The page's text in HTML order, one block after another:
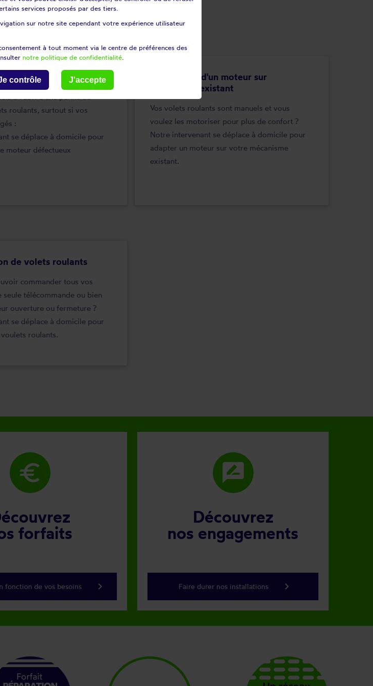
de moteur
à l'abri d'une panne de
roulants, surtout si vos
:
se déplace à domicile pour
moteur défectueux
Adaptation d'un moteur sur
mécanisme existant
Vos volets roulants sont manuels et vous
voulez les motoriser pour plus de confort ?
Notre intervenant se déplace à domicile pour
adapter un moteur sur votre mécanisme
existant.
de volets roulants
commander tous vos
seule télécommande ou bien
ouverture ou fermeture ?
se déplace à domicile pour
roulants.
euro
forfaits
fonction de vos besoins keyboard_arrow_right
rate_review
Découvrez
nos engagements
Faire durer nos installations keyboard_arrow_right
services proposés par des tiers.
sur notre site cependant votre expérience utilisateur
à tout moment via le centre de préférences des
notre politique de confidentialité
contrôle J'accepte